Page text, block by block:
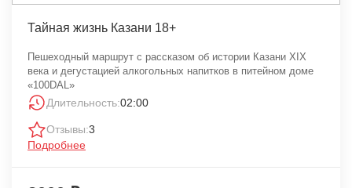
Тайная жизнь Казани 18+
Пешеходный маршрут с рассказом об истории Казани XIX
века и дегустацией алкогольных напитков в питейном доме
«100DAL»
Длительность:02:00
Отзывы:3
Подробнее